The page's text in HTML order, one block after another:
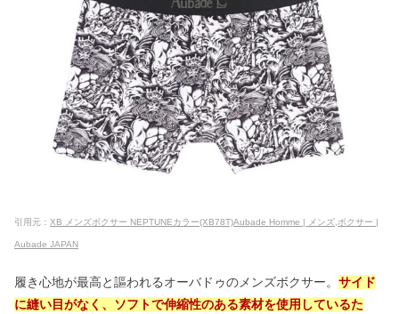
引用元： XB メンズボクサー NEPTUNEカラー(XB78T)Aubade Homme | メンズ,ボクサー |
Aubade JAPAN
履き心地が最高と謳われるオーバドゥのメンズボクサー。 サイド
に縫い目がなく、ソフトで伸縮性のある素材を使用しているた